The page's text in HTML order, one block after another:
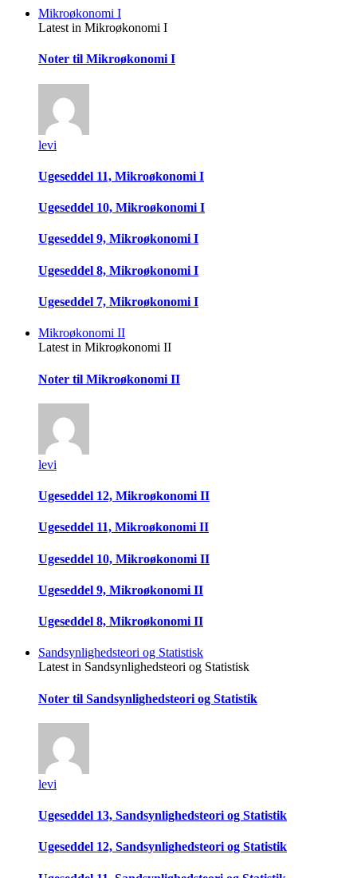
Mikroøkonomi I
Latest in Mikroøkonomi I
Noter til Mikroøkonomi I
levi
Ugeseddel 11, Mikroøkonomi I
Ugeseddel 10, Mikroøkonomi I
Ugeseddel 9, Mikroøkonomi I
Ugeseddel 8, Mikroøkonomi I
Ugeseddel 7, Mikroøkonomi I
Mikroøkonomi II
Latest in Mikroøkonomi II
Noter til Mikroøkonomi II
levi
Ugeseddel 12, Mikroøkonomi II
Ugeseddel 11, Mikroøkonomi II
Ugeseddel 10, Mikroøkonomi II
Ugeseddel 9, Mikroøkonomi II
Ugeseddel 8, Mikroøkonomi II
Sandsynlighedsteori og Statistisk
Latest in Sandsynlighedsteori og Statistisk
Noter til Sandsynlighedsteori og Statistik
levi
Ugeseddel 13, Sandsynlighedsteori og Statistik
Ugeseddel 12, Sandsynlighedsteori og Statistik